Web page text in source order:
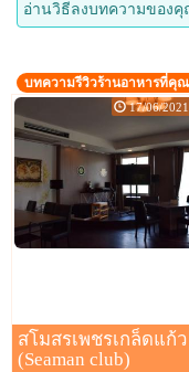
อ่านวิธีลงบทความของคุ
บทความรีวิวร้านอาหารที่คุ
สโมสรเพชรเกล็ดแก้ว
(Seaman club)
17/06/